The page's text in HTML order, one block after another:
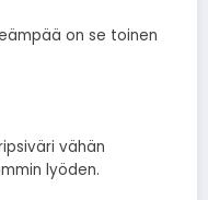
on se toinen
vähän
lyöden.